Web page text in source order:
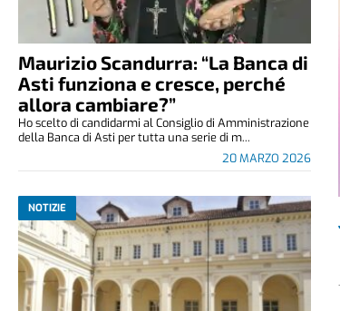
Maurizio Scandurra: “La Banca di
Asti funziona e cresce, perché
allora cambiare?”
20 MARZO 2026
Ho scelto di candidarmi al Consiglio di Amministrazione
della Banca di Asti per tutta una serie di m...
NOTIZIE